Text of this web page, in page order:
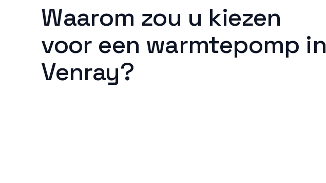
Waarom zou u kiezen
voor een warmtepomp in
Venray?